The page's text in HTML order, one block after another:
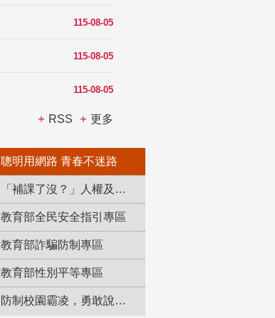
115-08-05
115-08-05
115-08-05
RSS 更多
聰明用網路 青春不迷路
「補課了沒？」人權及轉型正義教育專區
教育部全民安全指引專區
教育部詐騙防制專區
教育部性別平等專區
防制校園霸凌，勇敢說出來！